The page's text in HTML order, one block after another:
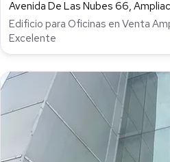
Edificio para Oficinas en Venta
Excelente